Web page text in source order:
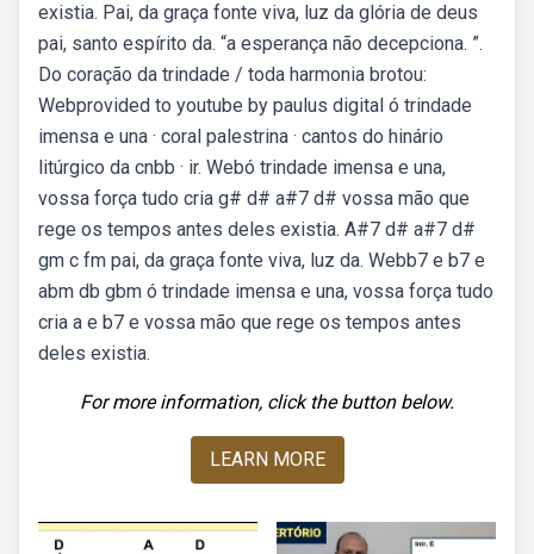
existia. Pai, da graça fonte viva, luz da glória de deus
pai, santo espírito da. “a esperança não decepciona. ”.
Do coração da trindade / toda harmonia brotou:
Webprovided to youtube by paulus digital ó trindade
imensa e una · coral palestrina · cantos do hinário
litúrgico da cnbb · ir. Webó trindade imensa e una,
vossa força tudo cria g# d# a#7 d# vossa mão que
rege os tempos antes deles existia. A#7 d# a#7 d#
gm c fm pai, da graça fonte viva, luz da. Webb7 e b7 e
abm db gbm ó trindade imensa e una, vossa força tudo
cria a e b7 e vossa mão que rege os tempos antes
deles existia.
For more information, click the button below.
LEARN MORE